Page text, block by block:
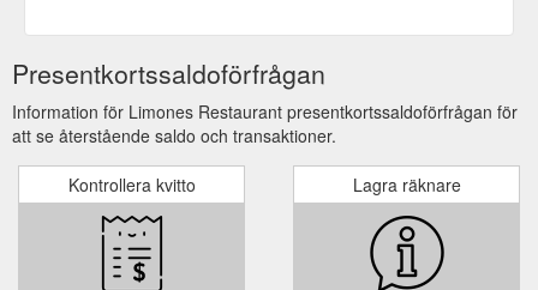
Presentkortssaldoförfrågan
Information för Limones Restaurant presentkortssaldoförfrågan för
att se återstående saldo och transaktioner.
Kontrollera kvitto Lagra räknare